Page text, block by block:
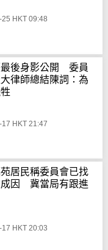
HKT 09:48
最後身影公開 委員
律師總結陳詞：為
HKT 21:47
居民稱委員會已找
成因 冀當局有跟進
HKT 20:03